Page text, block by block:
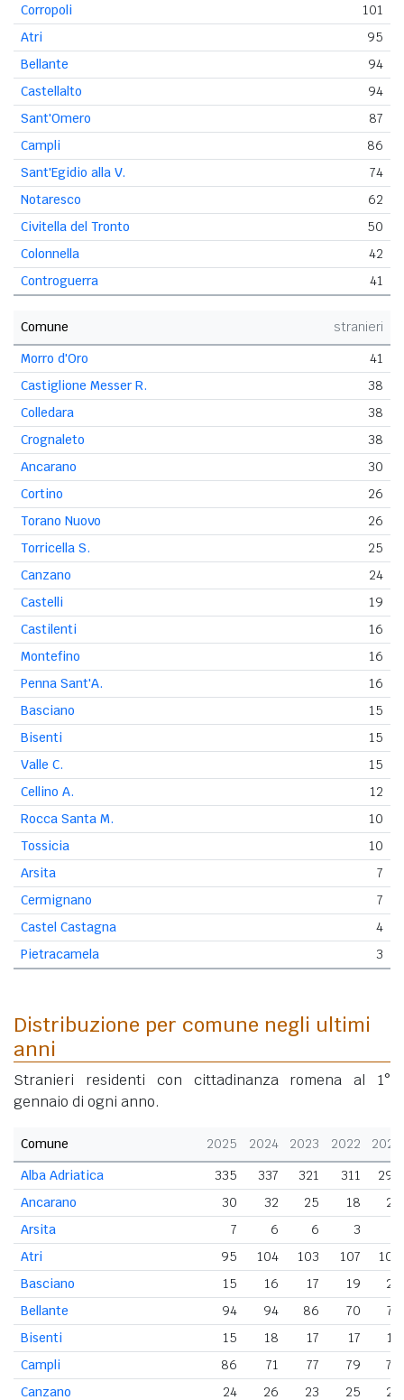
Corropoli
101
Atri
95
Bellante
94
Castellalto
94
Sant'Omero
87
Campli
86
Sant'Egidio alla V.
74
Notaresco
62
Civitella del Tronto
50
Colonnella
42
Controguerra
41
Comune
stranieri
Morro d'Oro
41
Castiglione Messer R.
38
Colledara
38
Crognaleto
38
Ancarano
30
Cortino
26
Torano Nuovo
26
Torricella S.
25
Canzano
24
Castelli
19
Castilenti
16
Montefino
16
Penna Sant'A.
16
Basciano
15
Bisenti
15
Valle C.
15
Cellino A.
12
Rocca Santa M.
10
Tossicia
10
Arsita
7
Cermignano
7
Castel Castagna
4
Pietracamela
3
Distribuzione per comune negli ultimi
anni
Stranieri residenti con cittadinanza romena al 1°
gennaio di ogni anno.
Comune 2025 2024 2023 2022
2021
Alba Adriatica
335 337 321 311
294
Ancarano
30 32 25 18
24
Arsita
7 6 6 3
Atri
95 104 103 107
102
Basciano
15 16 17 19
22
Bellante
94 94 86 70
74
Bisenti
15 18 17 17
14
Campli
86 71 77 79
78
Canzano
24 26 23 25
24